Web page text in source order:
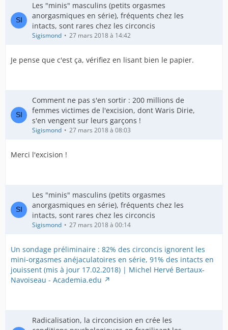
Les "minis" masculins (petits orgasmes
anorgasmiques en série), fréquents chez les
intacts, sont rares chez les circoncis
Sigismond 27 mars 2018 à 14:42
Je pense que c'est ça, vérifiez en lisant bien le papier.
Comment ne pas s'en sortir : 200 millions de
femmes victimes de l'excision, dont Waris Dirie,
s'en vengent sur leurs garçons !
Sigismond 27 mars 2018 à 08:03
Merci l'excision !
Les "minis" masculins (petits orgasmes
anorgasmiques en série), fréquents chez les
intacts, sont rares chez les circoncis
Sigismond 27 mars 2018 à 00:14
Un sondage préliminaire : 82% des circoncis ignorent les
mini-orgasmes anéjaculatoires en série, 91% des intacts en
jouissent (mis à jour 17.02.2018) | Michel Hervé Bertaux-
Navoiseau - Academia.edu
Radicalisation, la circoncision en crée les